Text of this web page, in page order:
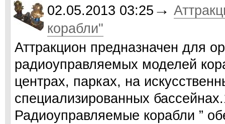
02.05.2013 03:25 →
корабли"
Аттракцион предназначен для
радиоуправляемых моделей
центрах, парках, на
специализированных
Радиоуправляемые корабли ”